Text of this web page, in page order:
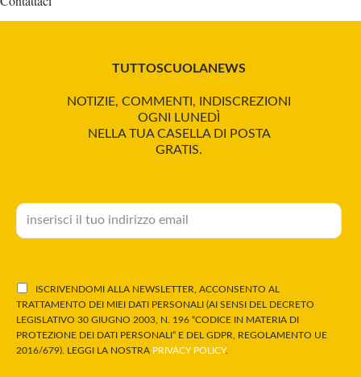
TUTTOSCUOLANEWS
NOTIZIE, COMMENTI, INDISCREZIONI
OGNI LUNEDÌ
NELLA TUA CASELLA DI POSTA
GRATIS.
ISCRIVENDOMI ALLA NEWSLETTER, ACCONSENTO AL
TRATTAMENTO DEI MIEI DATI PERSONALI (AI SENSI DEL DECRETO
LEGISLATIVO 30 GIUGNO 2003, N. 196 “CODICE IN MATERIA DI
PROTEZIONE DEI DATI PERSONALI” E DEL GDPR, REGOLAMENTO UE
2016/679). LEGGI LA NOSTRA PRIVACY POLICY.